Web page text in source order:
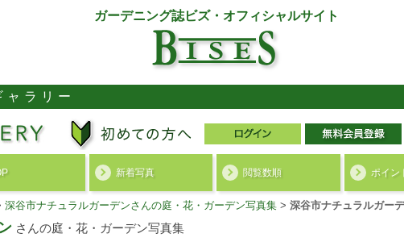
ガーデニング誌ビズ・オフィシャルサイト
ャラリー
新着写真 閲覧数順 ポイン
深谷市ナチュラルガーデンさんの庭・花・ガーデン写真集 > 深谷市ナチュラルガー
さんの庭・花・ガーデン写真集